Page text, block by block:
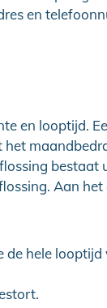
en
en looptijd.
het
bestaat
Aan
de hele looptijd